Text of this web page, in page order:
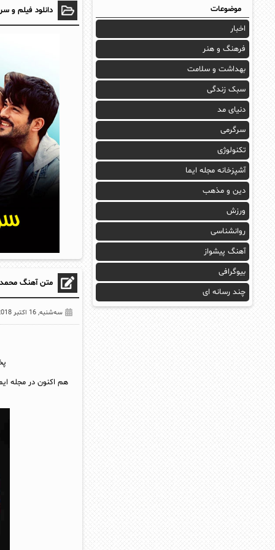
دانلود فیلم و
متن آهنگ
سه‌شنبه, 16 اکتبر 2018
هم اکنون در مجله
موضوعات
اخبار
فرهنگ و هنر
بهداشت و سلامت
سبک زندگی
دنیای مد
سرگرمی
تکنولوژی
آشپزخانه مجله ایما
دین و مذهب
ورزش
روانشناسی
آهنگ پیشواز
بیوگرافی
چند رسانه ای